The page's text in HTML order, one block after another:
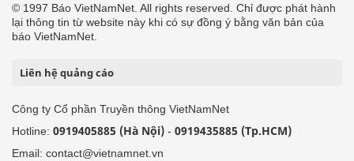
© 1997 Báo VietNamNet. All rights reserved. Chỉ được phát hành
lại thông tin từ website này khi có sự đồng ý bằng văn bản của
báo VietNamNet.
Liên hệ quảng cáo
Công ty Cổ phần Truyền thông VietNamNet
Hotline: 0919405885 (Hà Nội) - 0919435885 (Tp.HCM)
Email: contact@vietnamnet.vn